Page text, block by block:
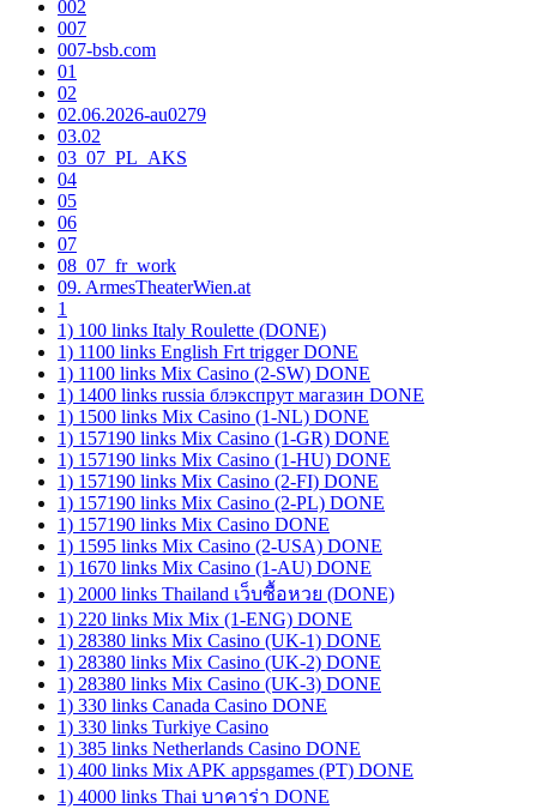
002
007
007-bsb.com
01
02
02.06.2026-au0279
03.02
03_07_PL_AKS
04
05
06
07
08_07_fr_work
09. ArmesTheaterWien.at
1
1) 100 links Italy Roulette (DONE)
1) 1100 links English Frt trigger DONE
1) 1100 links Mix Casino (2-SW) DONE
1) 1400 links russia блэкспрут магазин DONE
1) 1500 links Mix Casino (1-NL) DONE
1) 157190 links Mix Casino (1-GR) DONE
1) 157190 links Mix Casino (1-HU) DONE
1) 157190 links Mix Casino (2-FI) DONE
1) 157190 links Mix Casino (2-PL) DONE
1) 157190 links Mix Casino DONE
1) 1595 links Mix Casino (2-USA) DONE
1) 1670 links Mix Casino (1-AU) DONE
1) 2000 links Thailand เว็บซื้อหวย (DONE)
1) 220 links Mix Mix (1-ENG) DONE
1) 28380 links Mix Casino (UK-1) DONE
1) 28380 links Mix Casino (UK-2) DONE
1) 28380 links Mix Casino (UK-3) DONE
1) 330 links Canada Casino DONE
1) 330 links Turkiye Casino
1) 385 links Netherlands Casino DONE
1) 400 links Mix APK appsgames (PT) DONE
1) 4000 links Thai บาคาร่า DONE